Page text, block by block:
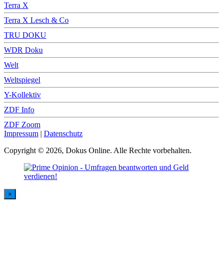
Terra X
Terra X Lesch & Co
TRU DOKU
WDR Doku
Welt
Weltspiegel
Y-Kollektiv
ZDF Info
ZDF Zoom
Impressum | Datenschutz
Copyright © 2026, Dokus Online. Alle Rechte vorbehalten.
×